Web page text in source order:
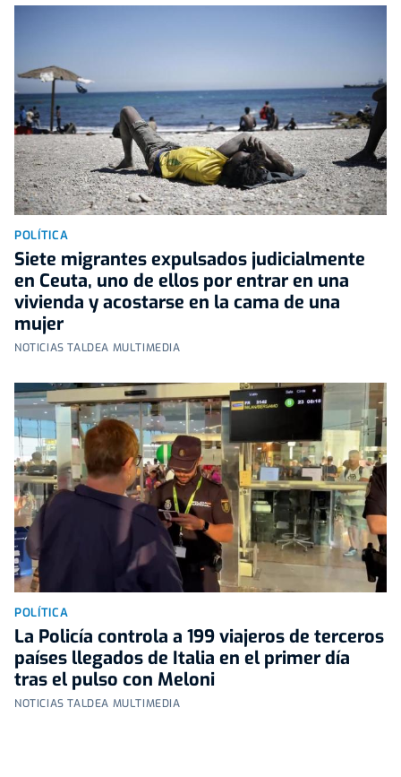
POLÍTICA
Siete migrantes expulsados judicialmente
en Ceuta, uno de ellos por entrar en una
vivienda y acostarse en la cama de una
mujer
NOTICIAS TALDEA MULTIMEDIA
POLÍTICA
La Policía controla a 199 viajeros de terceros
países llegados de Italia en el primer día
tras el pulso con Meloni
NOTICIAS TALDEA MULTIMEDIA